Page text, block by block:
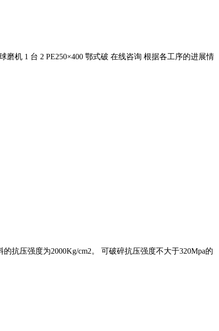
机 1 台 2 PE250×400 鄂式破 在线咨询 根据各工序的进展情
抗压强度为2000Kg/cm2。 可破碎抗压强度不大于320Mpa的